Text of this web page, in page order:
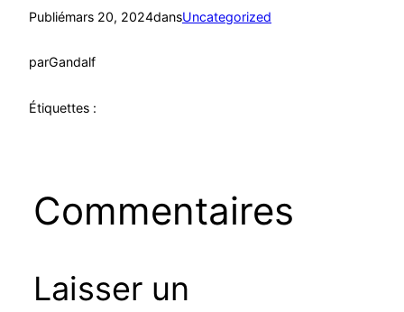
Publiémars 20, 2024dansUncategorized
parGandalf
Étiquettes :
Commentaires
Laisser un